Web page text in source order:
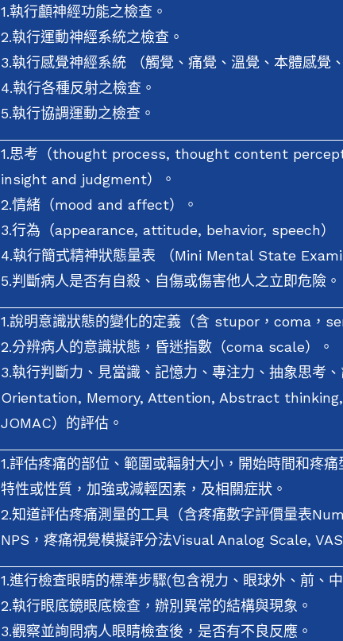
1.執行顱神經功能之檢查。
2.執行運動神經系統之檢查。
3.執行感覺神經系統 （觸覺、痛覺、溫覺、本體感覺
4.執行各種反射之檢查。
5.執行協調運動之檢查。
1.思考（thought process, thought content
insight and judgment）。
2.情緒（mood and affect）。
3.行為（appearance, attitude, behavior, speech）
4.執行簡式精神狀態量表 （Mini Mental State
5.判斷病人是否有自殺、自傷或傷害他人之立即危險。
1.說明意識狀態的變化的定義（含 stupor，coma，
2.分辨病人的意識狀態，昏迷指數（coma scale）。
3.執行判斷力、見當識、記憶力、專注力、抽象思考
Orientation, Memory, Attention, Abstract
JOMAC）的評估。
1.評估疼痛的部位、範圍或輻射大小，開始時間和疼痛
特性或性質，加強或減輕因素，及相關症狀。
2.知道評估疼痛測量的工具（含疼痛數字評價量表
NPS，疼痛視覺模擬評分法Visual Analog Scale, VAS
1.進行檢查眼睛的標準步驟(包含視力、眼球外、前、
2.執行眼底鏡眼底檢查，辦別異常的結構與現象。
3.觀察並詢問病人眼睛檢查後，是否有不良反應。